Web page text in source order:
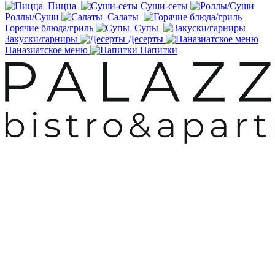
Пицца
Суши-сеты
Роллы/Суши
Салаты
Горячие блюда/гриль
Супы
Закуски/гарниры
Десерты
Паназиатское меню
Напитки